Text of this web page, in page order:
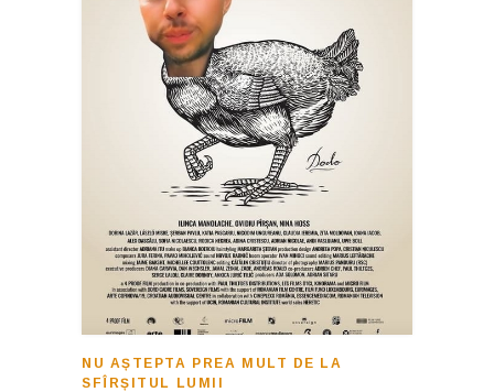
NU AȘTEPTA PREA MULT DE LA
SFÎRȘITUL LUMII